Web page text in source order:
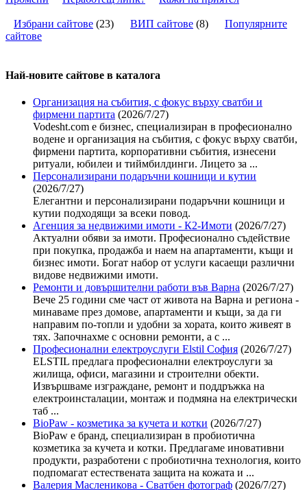
Избрани сайтове (23) ВИП сайтове (8) Популярните
сайтове
Най-новите сайтoве в каталога
Организация на събития, с фокус върху сватби и
фирмени партита (2026/7/27)
Vodesht.com е бизнес, специализиран в професионално
водене и организация на събития, с фокус върху сватби,
фирмени партита, корпоративни събития, изнесени
ритуали, юбилеи и тиймбилдинги. Лицето за ...
Персонализирани подаръчни кошници и кутии
(2026/7/27)
Елегантни и персонализирани подаръчни кошници и
кутии подходящи за всеки повод.
Агенция за недвижими имоти - К2-Имоти (2026/7/27)
Актуални обяви за имоти. Професионално съдействие
при покупка, продажба и наем на апартаменти, къщи и
бизнес имоти. Богат набор от услуги касаещи различни
видове недвижими имоти.
Ремонти и довършителни работи във Варна (2026/7/27)
Вече 25 години сме част от живота на Варна и региона -
минаваме през домове, апартаменти и къщи, за да ги
направим по-топли и удобни за хората, които живеят в
тях. Започнахме с основни ремонти, а с ...
Професионални електроуслуги Elstil София (2026/7/27)
ELSTIL предлага професионални електроуслуги за
жилища, офиси, магазини и строителни обекти.
Извършваме изграждане, ремонт и поддръжка на
електроинсталации, монтаж и подмяна на електрически
таб ...
BioPaw - козметика за кучета и котки (2026/7/27)
BioPaw е бранд, специализиран в пробиотична
козметика за кучета и котки. Предлагаме иновативни
продукти, разработени с пробиотична технология, които
подпомагат естествената защита на кожата и ...
Валерия Масленикова - Сватбен фотограф (2026/7/27)